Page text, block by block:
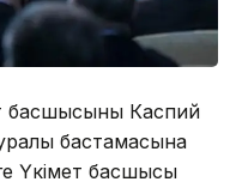
Каспий
бастамасына
Үкімет басшысы